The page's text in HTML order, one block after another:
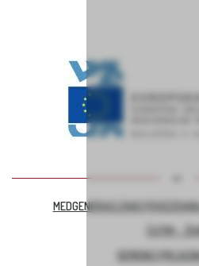
MEDGENERACIJSKO
ČUTIM –
DEMENCI